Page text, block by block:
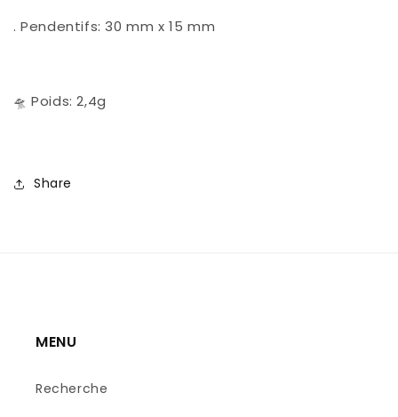
. Pendentifs: 30 mm x 15 mm
🛸 Poids: 2,4g
Share
MENU
Recherche